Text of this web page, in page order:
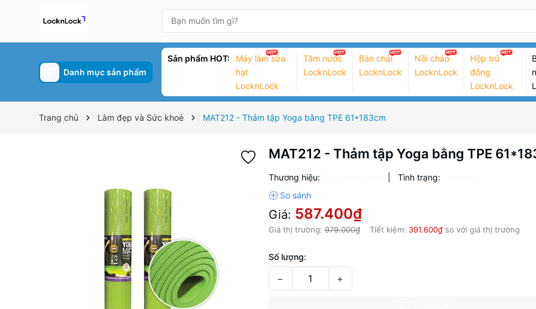
Danh mục sản phẩm
Sản phẩm HOT:
Máy làm sữa
hạt
LocknLock
Tăm nước
LocknLock
Bàn chải
LocknLock
Nồi chảo
LocknLock
Hộp trữ
đông
LocknLock
Trang chủ Làm đẹp và Sức khoẻ MAT212 - Thảm tập Yoga bằng TPE 61*183cm
MAT212 - Thảm tập Yoga bằng TPE
Thương hiệu: Tình trạng:
Giá: 587.400₫
Giá thị trường: 979.000₫ Tiết kiệm: 391.600₫so với giá thị trường
Số lượng:
− +